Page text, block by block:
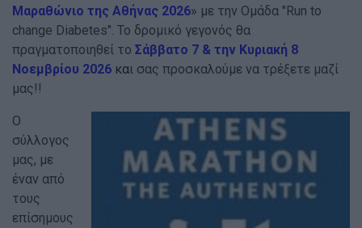
Μαραθώνιο της Αθήνας 2026» με την Ομάδα "Run to
change Diabetes". Το δρομικό γεγονός θα
πραγματοποιηθεί το Σάββατο 7 & την Κυριακή 8
Νοεμβρίου 2026 και σας προσκαλούμε να τρέξετε μαζί
μας!!
Ο
σύλλογος
μας, με
έναν από
τους
επίσημους